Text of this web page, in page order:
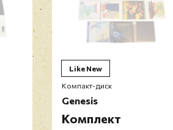
Like New
Компакт-диск
Genesis
Комплект